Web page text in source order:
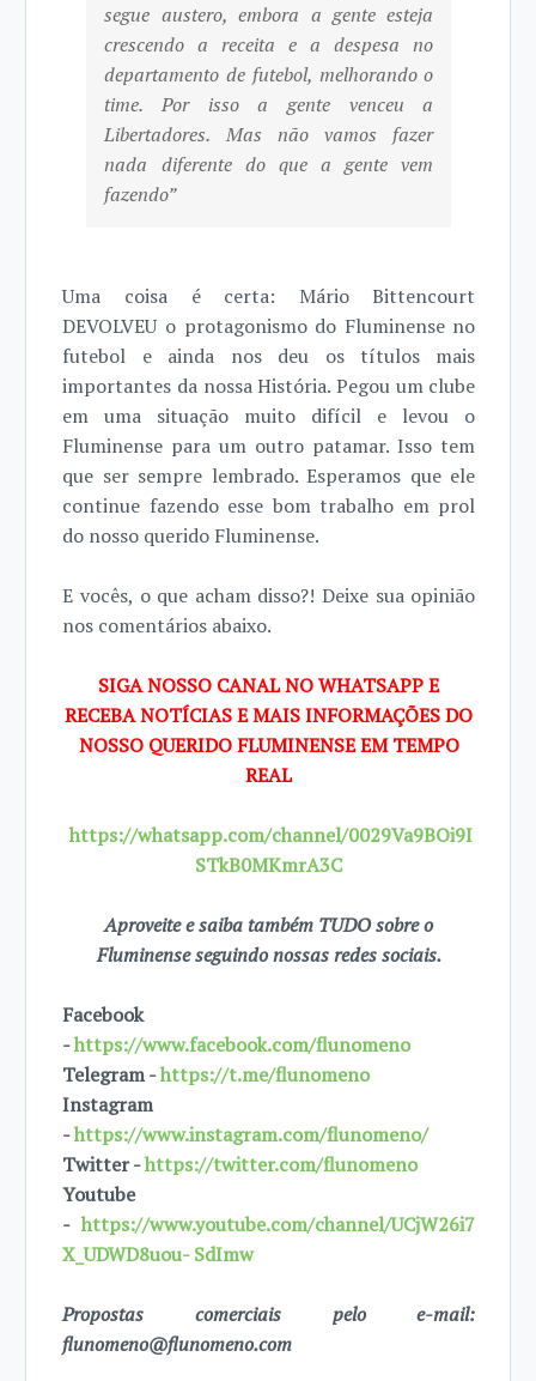
segue austero, embora a gente esteja
crescendo a receita e a despesa no
departamento de futebol, melhorando o
time. Por isso a gente venceu a
Libertadores. Mas não vamos fazer
nada diferente do que a gente vem
fazendo”
Uma coisa é certa: Mário Bittencourt
DEVOLVEU o protagonismo do Fluminense no
futebol e ainda nos deu os títulos mais
importantes da nossa História. Pegou um clube
em uma situação muito difícil e levou o
Fluminense para um outro patamar. Isso tem
que ser sempre lembrado. Esperamos que ele
continue fazendo esse bom trabalho em prol
do nosso querido Fluminense.
E vocês, o que acham disso?! Deixe sua opinião
nos comentários abaixo.
SIGA NOSSO CANAL NO WHATSAPP E
RECEBA NOTÍCIAS E MAIS INFORMAÇÕES DO
NOSSO QUERIDO FLUMINENSE EM TEMPO
REAL
https://whatsapp.com/channel/0029Va9BOi9I
STkB0MKmrA3C
Aproveite e saiba também TUDO sobre o
Fluminense seguindo nossas redes sociais.
Facebook
-https://www.facebook.com/flunomeno
Telegram -https://t.me/flunomeno
Instagram
-https://www.instagram.com/flunomeno/
Twitter -https://twitter.com/flunomeno
Youtube
-https://www.youtube.com/channel/UCjW26i7
X_UDWD8uou- SdImw
Propostas comerciais pelo e-mail:
flunomeno@flunomeno.com